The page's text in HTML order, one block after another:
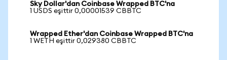
Sky Dollar'dan Coinbase Wrapped BTC'na
1 USDS eşittir 0,00001539 CBBTC
Wrapped Ether'dan Coinbase Wrapped BTC'na
1 WETH eşittir 0,029380 CBBTC